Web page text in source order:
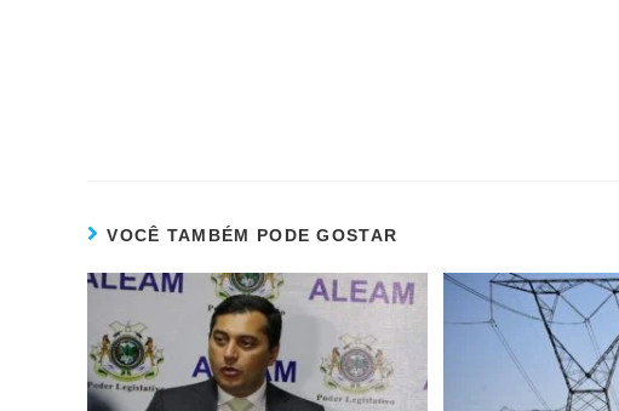
VOCÊ TAMBÉM PODE GOSTAR